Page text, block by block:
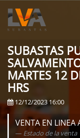
SUBASTAS
MARTES 12
HRS
12/12/2023 16:00
VENTA EN LINEA
Estado de la venta